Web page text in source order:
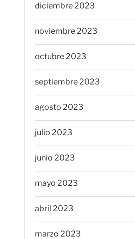
diciembre 2023
noviembre 2023
octubre 2023
septiembre 2023
agosto 2023
julio 2023
junio 2023
mayo 2023
abril 2023
marzo 2023